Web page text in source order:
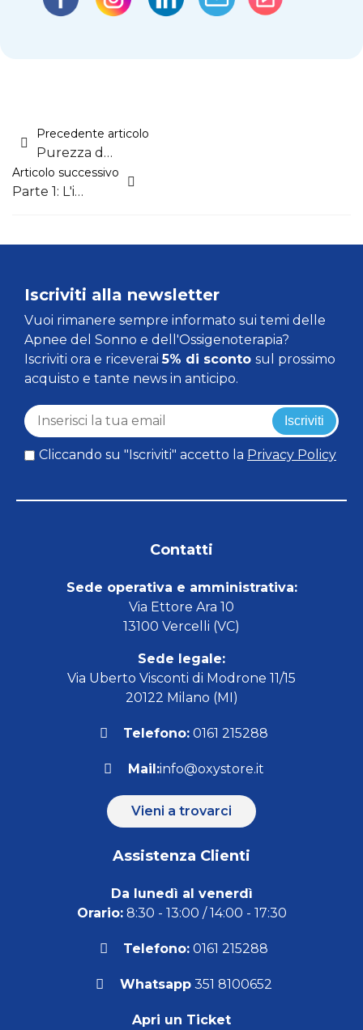
Precedente articolo
Purezza dell'ossigeno: influisce così tanto?
Articolo successivo
Parte 1: L'importanza della riabilitazione respiratoria
Iscriviti alla newsletter
Vuoi rimanere sempre informato sui temi delle
Apnee del Sonno e dell'Ossigenoterapia?
Iscriviti ora e riceverai5% di sconto sul prossimo
acquisto e tante news in anticipo.
Iscriviti
Cliccando su "Iscriviti" accetto la Privacy Policy
Contatti
Sede operativa e amministrativa:
Via Ettore Ara 10
13100 Vercelli (VC)
Sede legale:
Via Uberto Visconti di Modrone 11/15
20122 Milano (MI)
Telefono: 0161 215288
Mail:info@oxystore.it
Vieni a trovarci
Assistenza Clienti
Da lunedì al venerdì
Orario:8:30 - 13:00 / 14:00 - 17:30
Telefono: 0161 215288
Whatsapp351 8100652
Apri un Ticket